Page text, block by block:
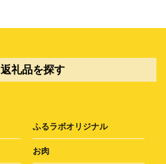
返礼品を探す
ふるラボオリジナル
お肉